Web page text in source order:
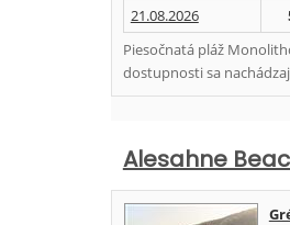
21.08.2026
Piesočnatá pláž
dostupnosti sa
Alesahne